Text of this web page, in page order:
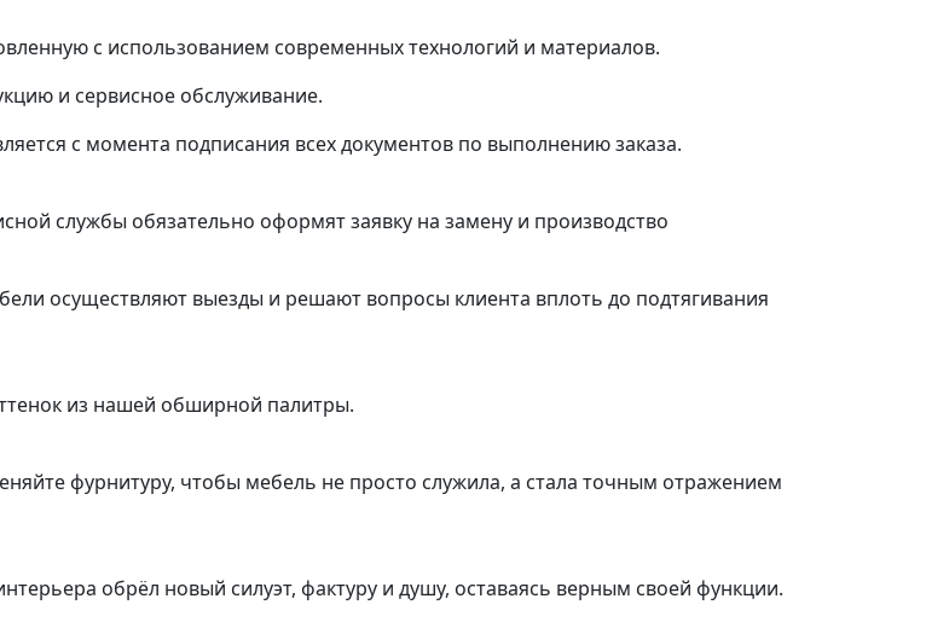
с использованием современных технологий и материалов.
и сервисное обслуживание.
с момента подписания всех документов по выполнению заказа.
службы обязательно оформят заявку на замену и производство
осуществляют выезды и решают вопросы клиента вплоть до подтягивания
из нашей обширной палитры.
фурнитуру, чтобы мебель не просто служила, а стала точным отражением
обрёл новый силуэт, фактуру и душу, оставаясь верным своей функции.